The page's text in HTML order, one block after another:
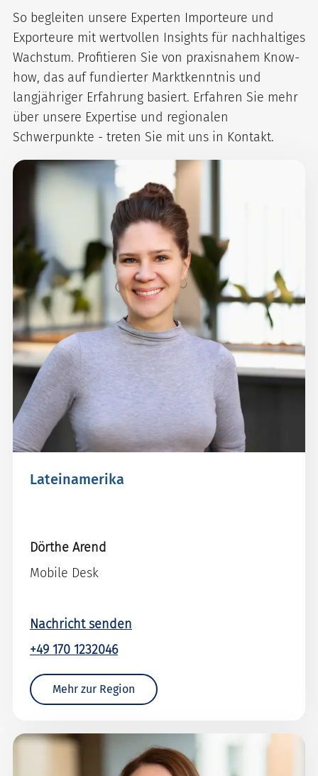
So begleiten unsere Experten Importeure und
Exporteure mit wertvollen Insights für nachhaltiges
Wachstum. Profitieren Sie von praxisnahem Know-
how, das auf fundierter Marktkenntnis und
langjähriger Erfahrung basiert. Erfahren Sie mehr
über unsere Expertise und regionalen
Schwerpunkte - treten Sie mit uns in Kontakt.
Lateinamerika
Dörthe Arend
Mobile Desk
Nachricht senden
+49 170 1232046
Mehr zur Region